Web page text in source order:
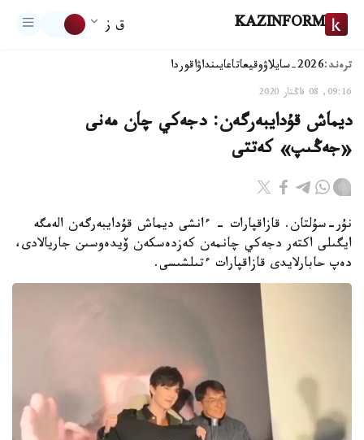
KAZINFORM ق ز
ترەند:2026-سايلاۋ وقيعاتاعايىنداۋاقوردا
09:16, 08 قاڭتار 2020
ديماش قۇدايبەرگەن: دجەكي چان مەنى
«جەڭىپ» كەتتى
نۇر-سۇلتان. قازاقپارات - ءانشى ديماش قۇدايبەرگەن الەمگە
ايگىلى اكتەر دجەكي چانمەن كەزدەسكەن ۆيدەوسىن جاريالادى،
دەپ حابارلايدى قازاقپارات ءتىلشىسى.